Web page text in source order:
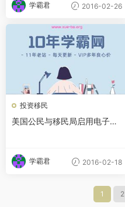
学霸君 2016-02-26
投资移民
美国公民与移民局启用电子申
学霸君 2016-02-18
1 2